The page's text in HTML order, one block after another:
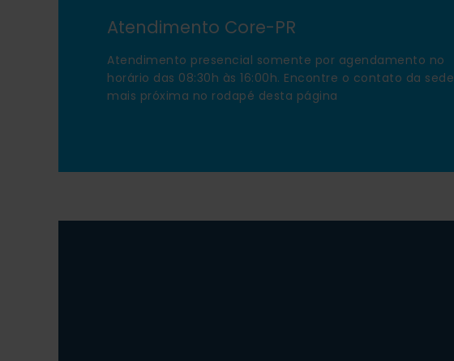
Atendimento Core-PR
Atendimento presencial somente por agendamento no
horário das 08:30h às 16:00h. Encontre o contato da sede
mais próxima no rodapé desta página